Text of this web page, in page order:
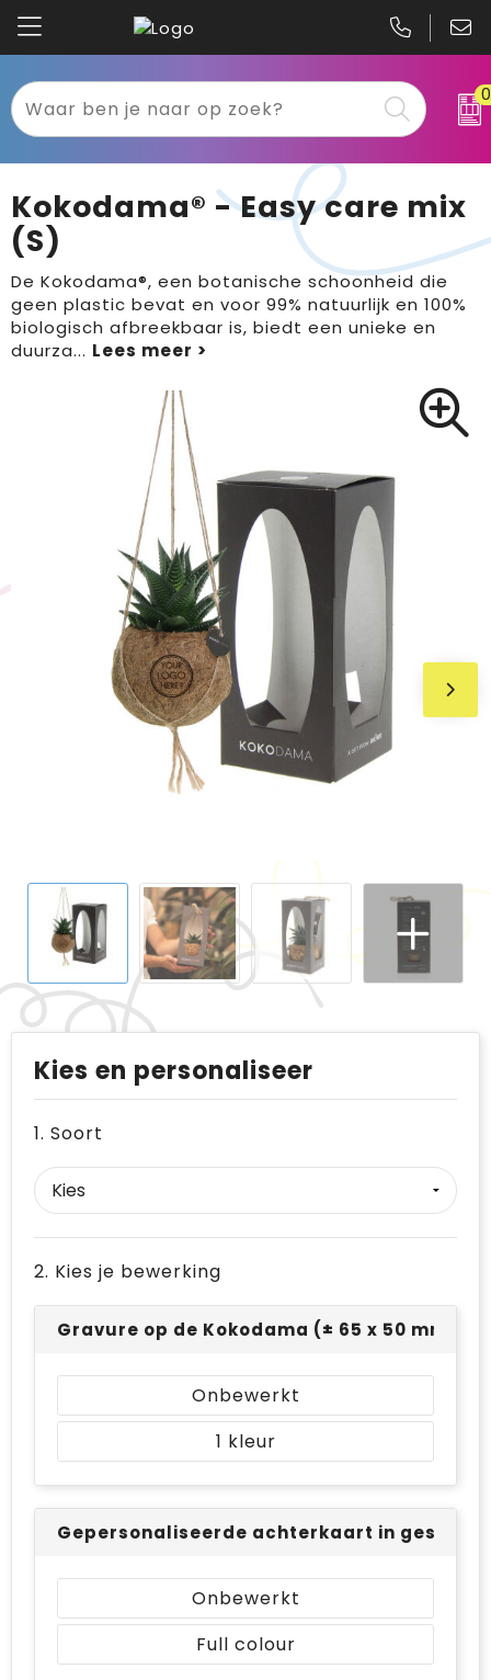
0
Textiel
Werkkleding
Sport
Tassen
Binnenreclame
Drukwerk
Brievenbuspakketten
Kariban
B&C
Gildan
Clique
Kokodama® - Easy care mix
(S)
De Kokodama®, een botanische schoonheid die
geen plastic bevat en voor 99% natuurlijk en 100%
biologisch afbreekbaar is, biedt een unieke en
duurza...
Kies en personaliseer
1. Soort
2. Kies je bewerking
Gravure op de Kokodama (± 65 x 50 mm)
Onbewerkt
1
Gepersonaliseerde achterkaart in
Onbewerkt
Full colour